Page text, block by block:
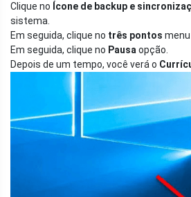
Clique no Ícone de backup e
sistema.
Em seguida, clique no três pontos
Em seguida, clique no Pausa opção.
Depois de um tempo, você verá o